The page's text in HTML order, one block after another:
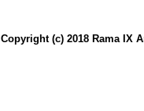
Copyright (c) 2018 Rama IX